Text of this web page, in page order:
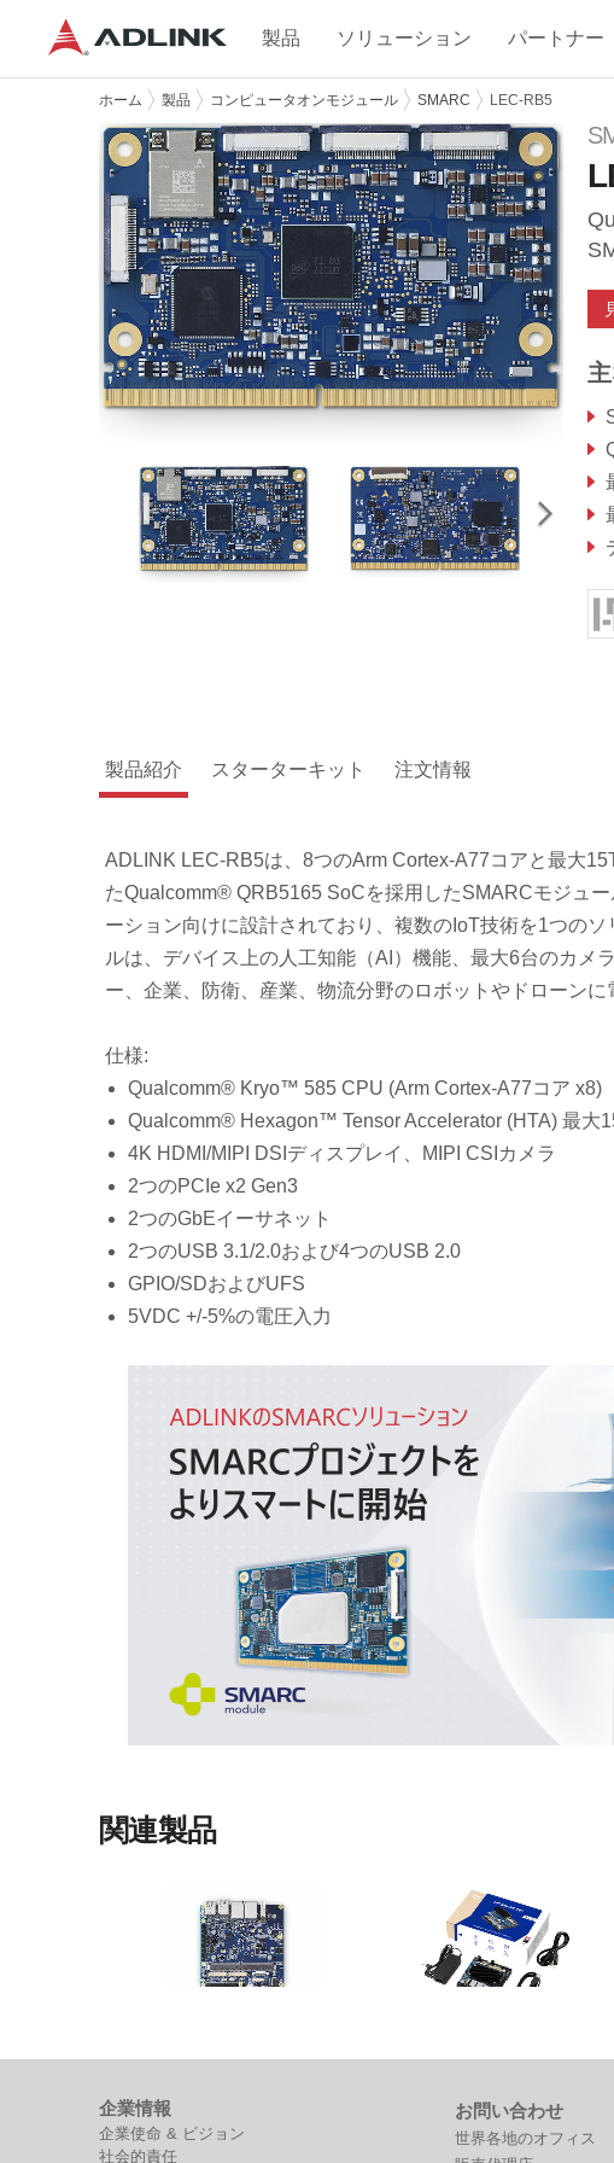
製品 ソリューション パートナー
ホーム 製品 コンピュータオンモジュール SMARC LEC-RB5
製品紹介 スターターキット 注文情報
ADLINK LEC-RB5は、8つのArm Cortex-A77コアと最大
たQualcomm® QRB5165 SoCを採用したSMARCモジュ
ーション向けに設計されており、複数のIoT技術を1つの
ルは、デバイス上の人工知能（AI）機能、最大6台のカメ
ー、企業、防衛、産業、物流分野のロボットやドローンに
仕様:
Qualcomm® Kryo™ 585 CPU (Arm Cortex-A77コア x8)
Qualcomm® Hexagon™ Tensor Accelerator (HTA) 最大
4K HDMI/MIPI DSIディスプレイ、MIPI CSIカメラ
2つのPCIe x2 Gen3
2つのGbEイーサネット
2つのUSB 3.1/2.0および4つのUSB 2.0
GPIO/SDおよびUFS
5VDC +/-5%の電圧入力
関連製品
スキャリアボード
フォームベースのI-Pi SMARC開発
企業情報
企業使命 & ビジョン
社会的責任
お問い合わせ
世界各地のオフィス